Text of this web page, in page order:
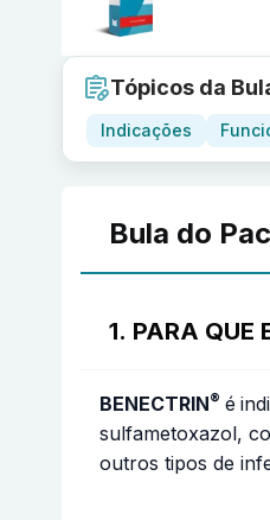
Tópicos da
Indicações
Bula do
1. PARA QUE
BENECTRIN® é
sulfametoxazol,
outros tipos de